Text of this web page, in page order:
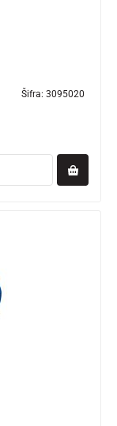
Šifra: 3095020